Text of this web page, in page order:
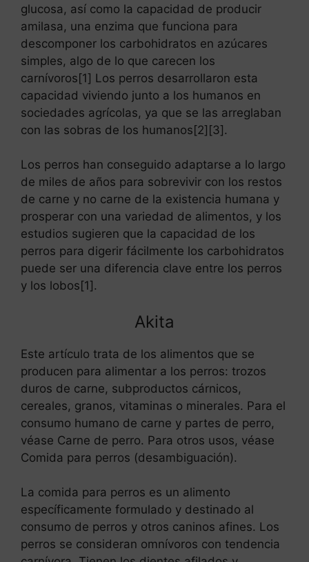
glucosa, así como la capacidad de producir
amilasa, una enzima que funciona para
descomponer los carbohidratos en azúcares
simples, algo de lo que carecen los
carnívoros[1] Los perros desarrollaron esta
capacidad viviendo junto a los humanos en
sociedades agrícolas, ya que se las arreglaban
con las sobras de los humanos[2][3].
Los perros han conseguido adaptarse a lo largo
de miles de años para sobrevivir con los restos
de carne y no carne de la existencia humana y
prosperar con una variedad de alimentos, y los
estudios sugieren que la capacidad de los
perros para digerir fácilmente los carbohidratos
puede ser una diferencia clave entre los perros
y los lobos[1].
Akita
Este artículo trata de los alimentos que se
producen para alimentar a los perros: trozos
duros de carne, subproductos cárnicos,
cereales, granos, vitaminas o minerales. Para el
consumo humano de carne y partes de perro,
véase Carne de perro. Para otros usos, véase
Comida para perros (desambiguación).
La comida para perros es un alimento
específicamente formulado y destinado al
consumo de perros y otros caninos afines. Los
perros se consideran omnívoros con tendencia